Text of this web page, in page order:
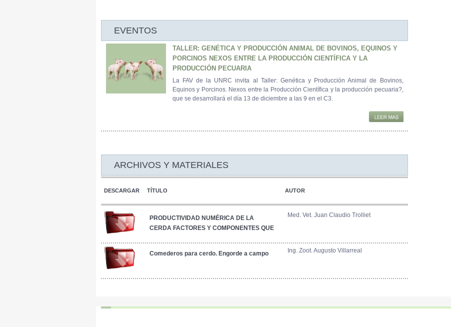
EVENTOS
TALLER: GENÉTICA Y PRODUCCIÓN ANIMAL DE BOVINOS, EQUINOS Y
PORCINOS NEXOS ENTRE LA PRODUCCIÓN CIENTÍFICA Y LA
PRODUCCIÓN PECUARIA
La FAV de la UNRC invita al Taller: Genética y Producción Animal de Bovinos,
Equinos y Porcinos. Nexos entre la Producción Científica y la producción pecuaria?,
que se desarrollará el día 13 de diciembre a las 9 en el C3.
ARCHIVOS Y MATERIALES
DESCARGAR TÍTULO AUTOR
PRODUCTIVIDAD NUMÉRICA DE LA
CERDA FACTORES Y COMPONENTES QUE
Med. Vet. Juan Claudio Trolliet
Comederos para cerdo. Engorde a campo Ing. Zoot. Augusto Villarreal